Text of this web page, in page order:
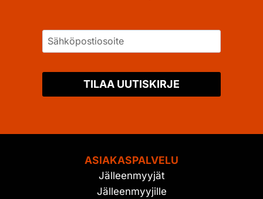
TILAA UUTISKIRJE
ASIAKASPALVELU
Jälleenmyyjät
Jälleenmyyjille